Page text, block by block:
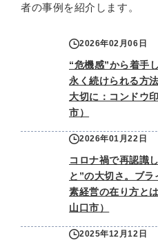
者の事例を紹介します。
2026年02月06日
“危機感”から着手
永く続けられる方
大切に：コンドウ
市）
2026年01月22日
コロナ禍で再認識
と”の大切さ。ブ
素経営の在り方と
山口市）
2025年12月12日